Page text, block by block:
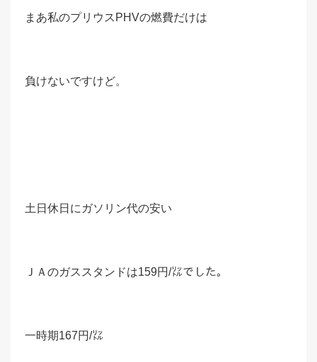
まあ私のプリウスPHVの燃費だけは
負けないですけど。
土日休日にガソリン代の安い
ＪＡのガススタンドは159円/㍑でした。
一時期167円/㍑